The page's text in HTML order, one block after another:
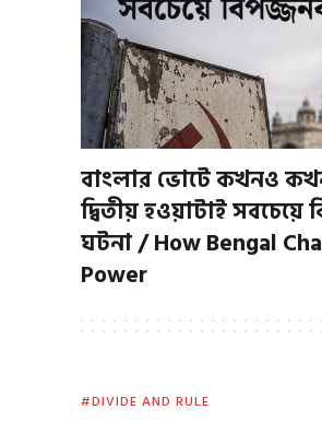
বাংলার ভোটে কখনও
দ্বিতীয় হওয়াটাই
ঘটনা / How Bengal
Power
DIVIDE AND RULE